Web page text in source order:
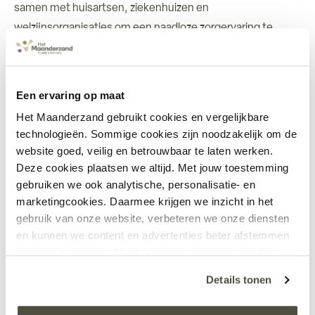
Een ervaring op maat
Het Maanderzand gebruikt cookies en vergelijkbare
technologieën. Sommige cookies zijn noodzakelijk om de
website goed, veilig en betrouwbaar te laten werken.
Deze cookies plaatsen we altijd. Met jouw toestemming
gebruiken we ook analytische, personalisatie- en
marketingcookies. Daarmee krijgen we inzicht in het
gebruik van onze website, verbeteren we onze diensten
en kunnen we content en advertenties beter afstemmen
Details tonen
samen met huisartsen, ziekenhuizen en
welzijnsorganisaties om een naadloze zorgervaring te
bieden. Zorgcoördinatoren spelen een sleutelrol in het
stroomlijnen van zorgprocessen en zorgen ervoor dat
continuïteit van zorg, maar maakt het ook mogelijk om
efficiënter te werken en administratieve lasten te
verminderen. Samenwerking is de sleutel tot betere en
toekomstbestendige thuiszorg.
De toekomst van thuiszorg bij Het
Maanderzand
De thuiszorg in 2025 wordt gekenmerkt door innovaties